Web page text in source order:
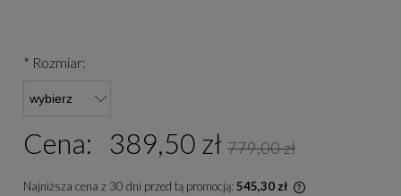
* Rozmiar:
Cena: 389,50 zł 779,00 zł
Najniższa cena z 30 dni przed tą promocją: 545,30 zł